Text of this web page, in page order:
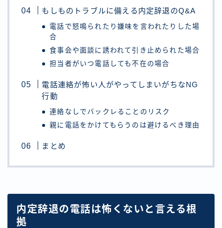
もしものトラブルに備える内定辞退のQ&A
電話で怒鳴られたり嫌味を言われたりした場
合
食事会や面談に誘われて引き止められた場合
担当者がいつ電話しても不在の場合
電話連絡が怖い人がやってしまいがちなNG
行動
連絡なしでバックレることのリスク
親に電話をかけてもらうのは避けるべき理由
まとめ
内定辞退の電話は怖くないと言える根
拠